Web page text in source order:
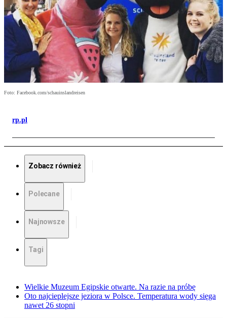
Foto: Facebook.com/schauinslandreisen
rp.pl
Zobacz również
Polecane
Najnowsze
Tagi
Wielkie Muzeum Egipskie otwarte. Na razie na próbę
Oto najcieplejsze jeziora w Polsce. Temperatura wody sięga
nawet 26 stopni